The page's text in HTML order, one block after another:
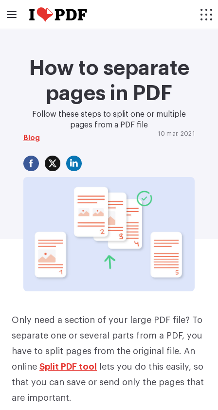
How to separate
pages in PDF
Follow these steps to split one or multiple
pages from a PDF file
10 mar. 2021
Blog
Only need a section of your large PDF file? To
separate one or several parts from a PDF, you
have to split pages from the original file. An
online Split PDF tool lets you do this easily, so
that you can save or send only the pages that
are important.